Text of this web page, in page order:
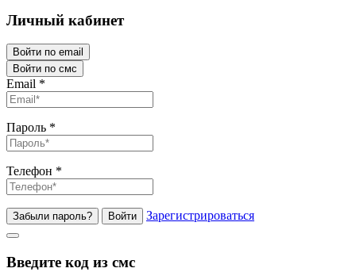
Личный кабинет
Войти по email
Войти по смс
Email *
Пароль *
Телефон *
Забыли пароль? Войти Зарегистрироваться
Введите код из смс